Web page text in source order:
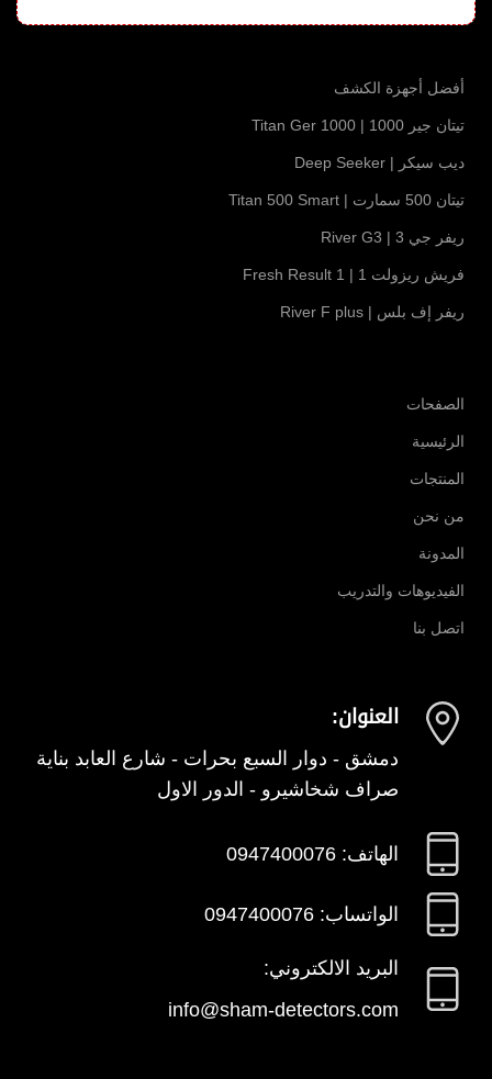
أفضل أجهزة الكشف
تيتان جير 1000 | Titan Ger 1000
ديب سيكر | Deep Seeker
تيتان 500 سمارت | Titan 500 Smart
ريفر جي 3 | River G3
فريش ريزولت 1 | Fresh Result 1
ريفر إف بلس | River F plus
الصفحات
الرئيسية
المنتجات
من نحن
المدونة
الفيديوهات والتدريب
اتصل بنا
العنوان:
دمشق - دوار السبع بحرات - شارع العابد بناية
صراف شخاشيرو - الدور الاول
الهاتف: 0947400076
الواتساب: 0947400076
البريد الالكتروني:
info@sham-detectors.com